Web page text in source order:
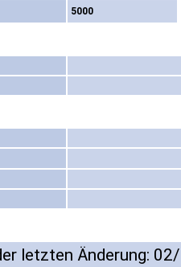
5000
letzten Änderung: